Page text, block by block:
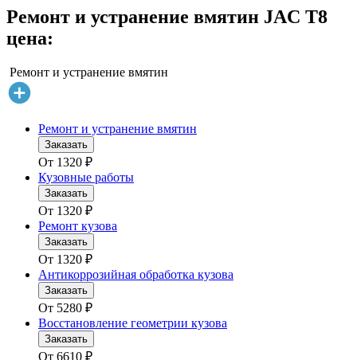
Ремонт и устранение вмятин JAC T8
цена:
Ремонт и устранение вмятин
Ремонт и устранение вмятин
Заказать
От 1320 ₽
Кузовные работы
Заказать
От 1320 ₽
Ремонт кузова
Заказать
От 1320 ₽
Антикоррозийная обработка кузова
Заказать
От 5280 ₽
Восстановление геометрии кузова
Заказать
От 6610 ₽